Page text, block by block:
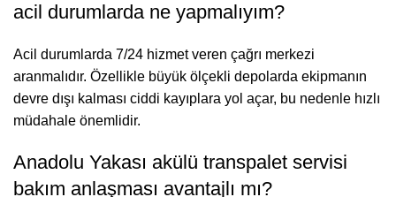
acil durumlarda ne yapmalıyım?
Acil durumlarda 7/24 hizmet veren çağrı merkezi
aranmalıdır. Özellikle büyük ölçekli depolarda ekipmanın
devre dışı kalması ciddi kayıplara yol açar, bu nedenle hızlı
müdahale önemlidir.
Anadolu Yakası akülü transpalet servisi
bakım anlaşması avantajlı mı?